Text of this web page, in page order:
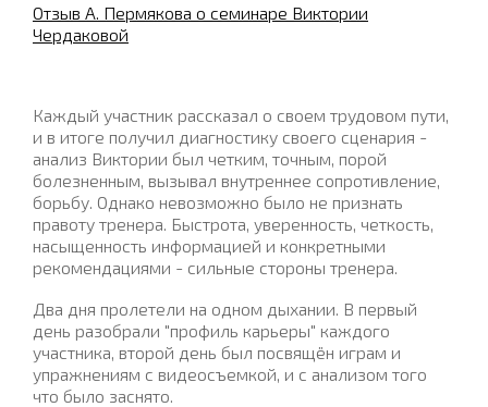
Отзыв А. Пермякова о семинаре Виктории
Чердаковой
Каждый участник рассказал о своем трудовом пути,
и в итоге получил диагностику своего сценария -
анализ Виктории был четким, точным, порой
болезненным, вызывал внутреннее сопротивление,
борьбу. Однако невозможно было не признать
правоту тренера. Быстрота, уверенность, четкость,
насыщенность информацией и конкретными
рекомендациями - сильные стороны тренера.
Два дня пролетели на одном дыхании. В первый
день разобрали "профиль карьеры" каждого
участника, второй день был посвящён играм и
упражнениям с видеосъемкой, и с анализом того
что было заснято.